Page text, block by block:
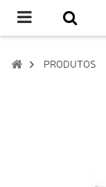
PRODUTOS